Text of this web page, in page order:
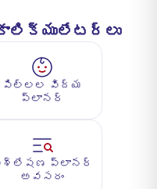
పిల్లల విద్య
ప్లానర్
ప్లానర్
అవసరం